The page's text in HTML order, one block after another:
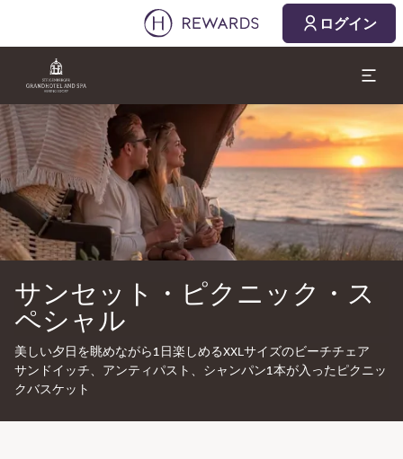
ログイン
スライド1 1
サンセット・ピクニック・ス
ペシャル
美しい夕日を眺めながら1日楽しめるXXLサイズのビーチチェア
サンドイッチ、アンティパスト、シャンパン1本が入ったピクニッ
クバスケット